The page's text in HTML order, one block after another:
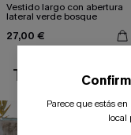
Vestido largo con abertura
lateral verde bosque
27,00 €
TAMBIÉN TE
Parece que estás en
local